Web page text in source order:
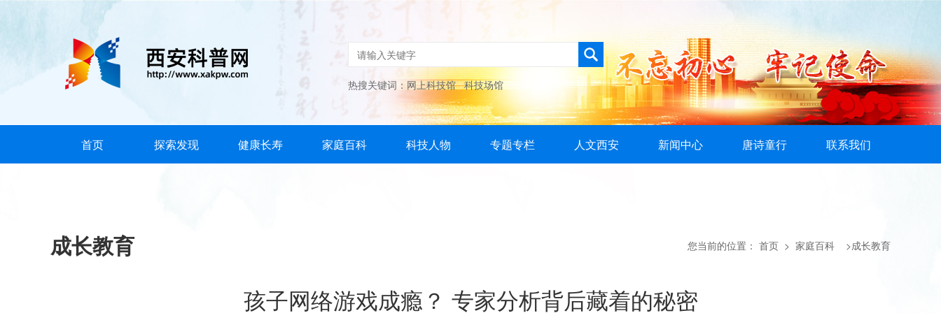
热搜关键词： 网上科技馆 科技场馆
首页 探索发现 健康长寿 家庭百科 科技人物 专题专栏 人文西安 新闻中心 唐诗童行 联系我们
成长教育 您当前的位置： 首页 > 家庭百科 >成长教育
孩子网络游戏成瘾？ 专家分析背后藏着的秘密